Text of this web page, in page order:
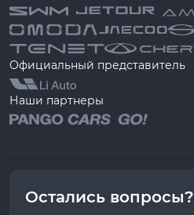
Официальный представитель
Наши партнеры
Остались вопросы?